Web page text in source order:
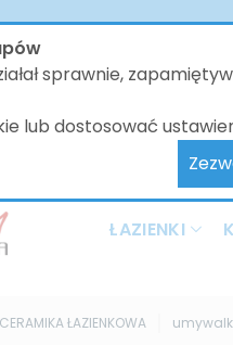
sprawnie,
lub dostosować
08.08.2026 nasze biuro
wysyłki będą
ŁAZIENKI
CERAMIKA ŁAZIENKOWA